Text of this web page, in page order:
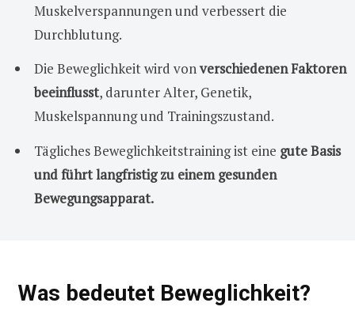
Muskelverspannungen und verbessert die
Durchblutung.
Die Beweglichkeit wird vonverschiedenen Faktoren
beeinflusst, darunter Alter, Genetik,
Muskelspannung und Trainingszustand.
Tägliches Beweglichkeitstraining ist eine gute Basis
und führt langfristig zu einem gesunden
Bewegungsapparat.
Was bedeutet Beweglichkeit?